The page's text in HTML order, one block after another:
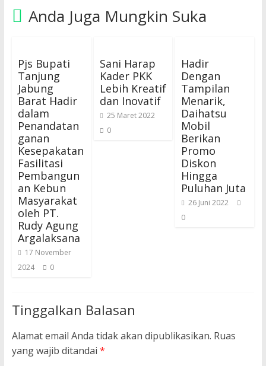
Anda Juga Mungkin Suka
Pjs Bupati
Tanjung
Jabung
Barat Hadir
dalam
Penandatan
ganan
Kesepakatan
Fasilitasi
Pembangun
an Kebun
Masyarakat
oleh PT.
Rudy Agung
Argalaksana
17 November
2024
0
Sani Harap
Kader PKK
Lebih Kreatif
dan Inovatif
25 Maret 2022
0
Hadir
Dengan
Tampilan
Menarik,
Daihatsu
Mobil
Berikan
Promo
Diskon
Hingga
Puluhan Juta
26 Juni 2022
0
Tinggalkan Balasan
Alamat email Anda tidak akan dipublikasikan. Ruas
yang wajib ditandai *